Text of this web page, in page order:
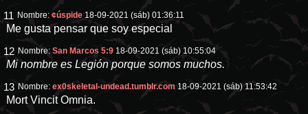
11 Nombre:¢úspide 18-09-2021 (sáb) 01:36:11
Me gusta pensar que soy especial
12 Nombre:San Marcos 5:9 18-09-2021 (sáb) 10:55:04
Mi nombre es Legión porque somos muchos.
13 Nombre:ex0skeletal-undead.tumblr.com 18-09-2021 (sáb) 11:53:42
Mort Vincit Omnia.